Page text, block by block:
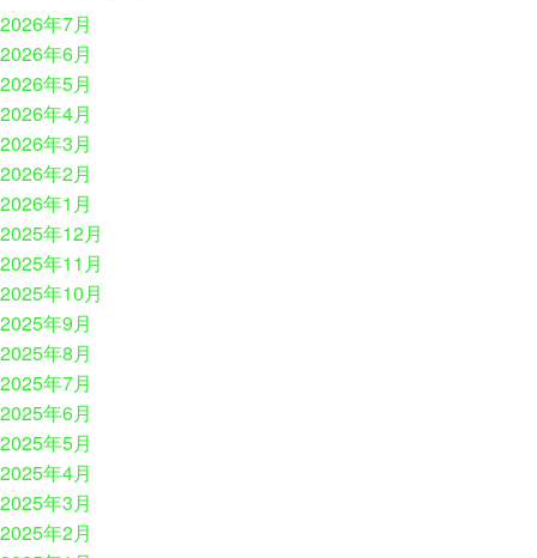
2026年7月
2026年6月
2026年5月
2026年4月
2026年3月
2026年2月
2026年1月
2025年12月
2025年11月
2025年10月
2025年9月
2025年8月
2025年7月
2025年6月
2025年5月
2025年4月
2025年3月
2025年2月